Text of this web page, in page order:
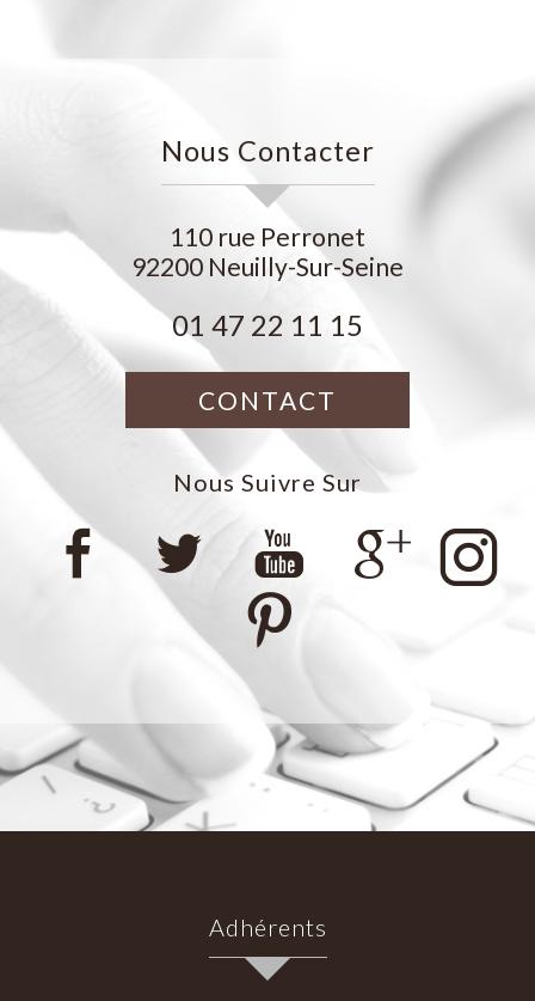
Nous Contacter
110 rue Perronet
92200 Neuilly-Sur-Seine
01 47 22 11 15
CONTACT
Nous Suivre Sur
Adhérents